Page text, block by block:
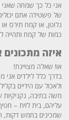
אני כל כך שמחה שאני
של פשטידה אתם
גלוטן, או קמח תירס
כמות של קמח ותהייה
איזה
או! שאלה מצויינת!
בדרך כלל לילדים אני
ולאכול עם הידיים
משה בתיבה, נקניקיות
עליהם, בית לזית –
שמכינים בחמש דקות,